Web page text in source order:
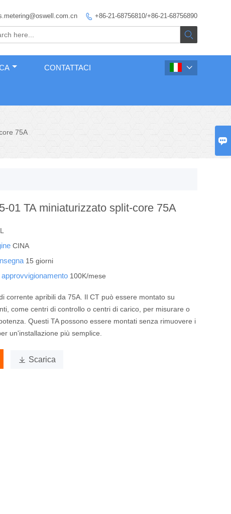

 +86-21-68756810/+86-21-68756890

CONTATTACI 
75A
01 TA miniaturizzato split-core 75A
CINA
15 giorni
100K/mese
corrente apribili da 75A. Il CT può essere montato su
come centri di controllo o centri di carico, per misurare o
Questi TA possono essere montati senza rimuovere i
un'installazione più semplice.
 Scarica